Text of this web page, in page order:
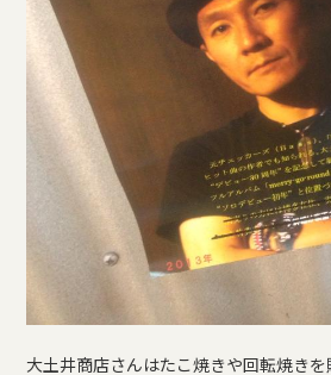
大土井商店さんはたこ焼きや回転焼き